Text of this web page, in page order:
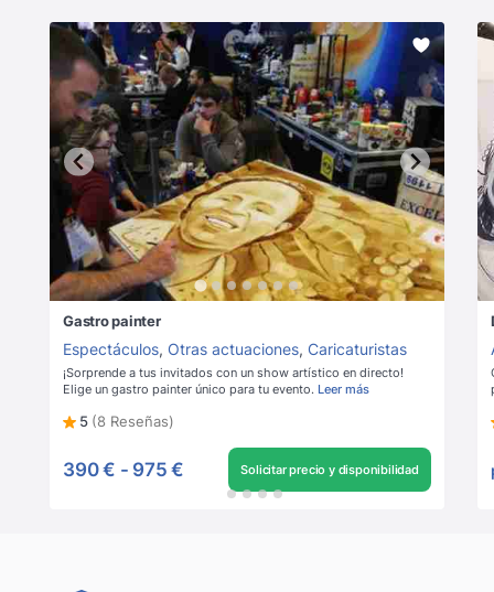
Gastro painter
Espectáculos, Otras actuaciones, Caricaturistas
¡Sorprende a tus invitados con un show artístico en directo!
Elige un gastro painter único para tu evento. Leer más
5 (8 Reseñas)
390 € - 975 € Solicitar precio y disponibilidad